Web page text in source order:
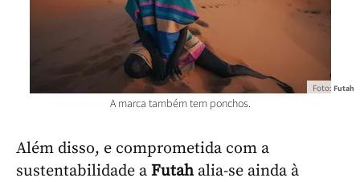
A marca também tem ponchos.
Foto: Futah
Além disso, e comprometida com a
sustentabilidade a Futahalia-se ainda à